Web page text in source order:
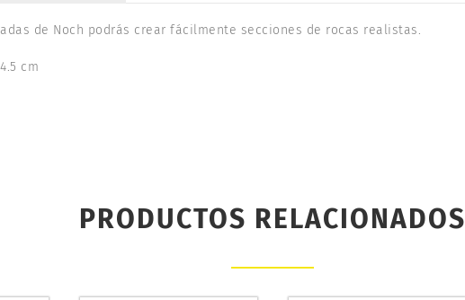
de Noch podrás crear fácilmente secciones de rocas realistas.
cm
PRODUCTOS RELACIONADOS